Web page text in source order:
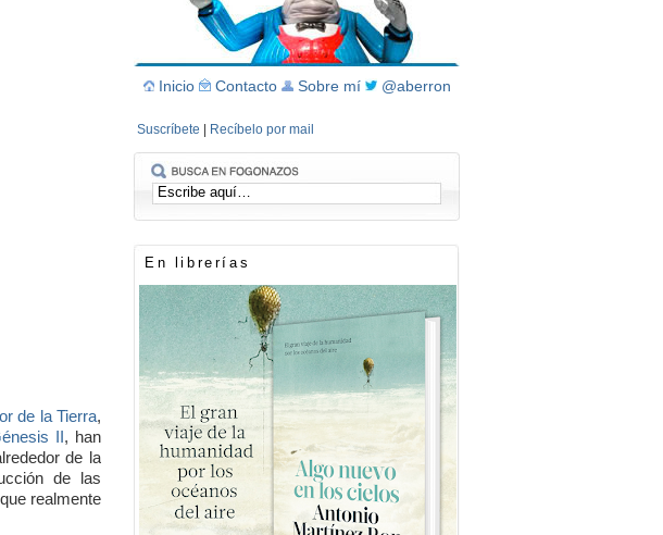
de la Tierra,
II, han
de la
de las
realmente
Inicio Contacto Sobre mí @aberron
Suscríbete Recíbelo por mail
En librerías